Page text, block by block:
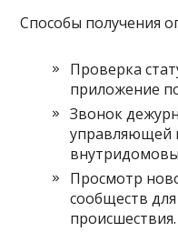
Способы получения
Проверка
приложение
Звонок
управляющей
Просмотр
сообществ
происшествия.